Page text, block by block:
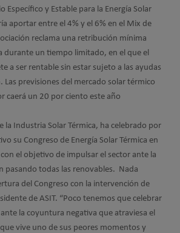
Específico y Estable para la Energía Solar
aportar entre el 4% y el 6% en el Mix de
reclama una retribución mínima
durante un tiempo limitado, en el que el
a ser rentable sin estar sujeto a las ayudas
Las previsiones del mercado solar térmico
caerá un 20 por ciento este año
la Industria Solar Térmica, ha celebrado por
su Congreso de Energía Solar Térmica en
el objetivo de impulsar el sector ante la
pasando todas las renovables. Nada
del Congreso con la intervención de
de ASIT. “Poco tenemos que celebrar
la coyuntura negativa que atraviesa el
vive uno de sus peores momentos y